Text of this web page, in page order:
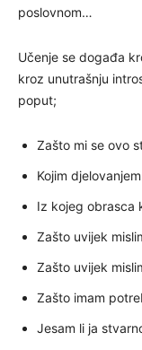
poslovnom…
Učenje se događa
kroz unutrašnju
poput;
Zašto mi se ovo
Kojim
Iz kojeg obrasca
Zašto uvijek
Zašto uvijek
Zašto imam
Jesam li ja